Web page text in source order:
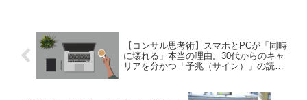
織の中に残ってしまうのである。
【コンサル思考術】スマホとPCが「同時
に壊れる」本当の理由。30代からのキャ
リアを分かつ「予兆（サイン）」の読み